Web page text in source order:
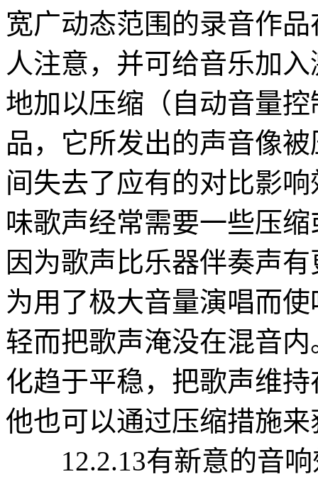
宽广动态范围的录音作
人注意，并可给音乐加
地加以压缩（自动音量
品，它所发出的声音像
间失去了应有的对比影
味歌声经常需要一些压
因为歌声比乐器伴奏声
为用了极大音量演唱而
轻而把歌声淹没在混音
化趋于平稳，把歌声维
他也可以通过压缩措施
12.2.13有新意的音响